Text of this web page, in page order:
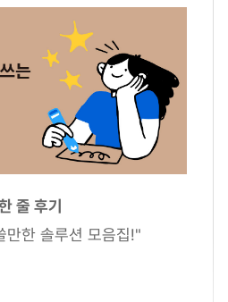
줄 후기
만한 솔루션 모음집!"